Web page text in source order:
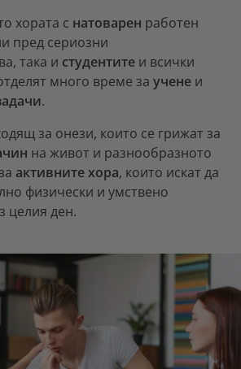
хората с натоварен работен
пред сериозни
така и студентите и всички
много време за учене и
.
за онези, които се грижат за
на живот и разнообразното
активните хора, които искат да
физически и умствено
целия ден.